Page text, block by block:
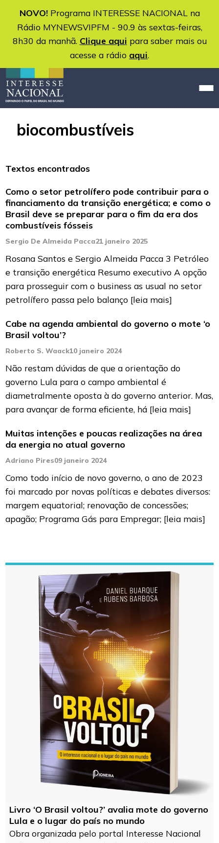
NOVO!Programa INTERESSE NACIONAL na
Rádio MYNEWSVIPFM - 90.9 às sextas-feiras,
8h30 da manhã. Clique aqui para saber mais ou
acesse a rádio aqui.
biocombustíveis
Textos encontrados
Como o setor petrolífero pode contribuir para o
financiamento da transição energética; e como o
Brasil deve se preparar para o fim da era dos
combustíveis fósseis
Sergio De Almeida Pacca21 janeiro 2025
Rosana Santos e Sergio Almeida Pacca 3 Petróleo
e transição energética Resumo executivo A opção
para prosseguir com o business as usual no setor
petrolífero passa pelo balanço [leia mais]
Cabe na agenda ambiental do governo o mote ‘o
Brasil voltou’?
Roberto S. Waack10 janeiro 2024
Não restam dúvidas de que a orientação do
governo Lula para o campo ambiental é
diametralmente oposta à do governo anterior. Mas,
para avançar de forma eficiente, há [leia mais]
Muitas intenções e poucas realizações na área
da energia no atual governo
Adriano Pires09 janeiro 2024
Como todo início de novo governo, o ano de 2023
foi marcado por novas políticas e debates diversos:
margem equatorial; renovação de concessões;
apagão; Programa Gás para Empregar; [leia mais]
Livro ‘O Brasil voltou?’ avalia mote do governo
Lula e o lugar do país no mundo
Obra organizada pelo portal Interesse Nacional